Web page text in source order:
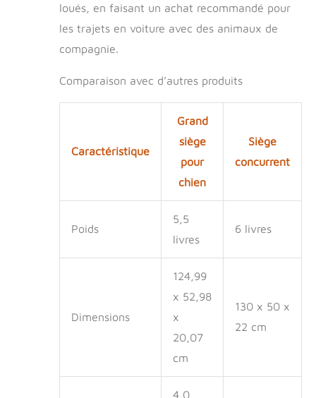
loués, en faisant un achat recommandé pour
les trajets en voiture avec des animaux de
compagnie.
Comparaison avec d’autres produits
Caractéristique
Grand
siège
pour
chien
Siège
concurrent
Poids
5,5
livres
6 livres
Dimensions
124,99
x 52,98
x
20,07
cm
130 x 50 x
22 cm
4,0